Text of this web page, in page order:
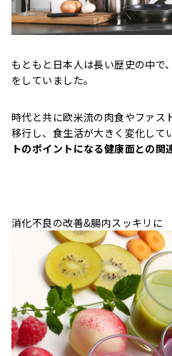
もともと日本人は長い歴史の中で
をしていました。
時代と共に欧米流の肉食やファス
移行し、食生活が大きく変化して
トのポイントになる健康面との関
消化不良の改善&腸内スッキリに